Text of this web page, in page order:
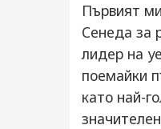
Първият
Сенеда за
лидер на
поемайки
като най-